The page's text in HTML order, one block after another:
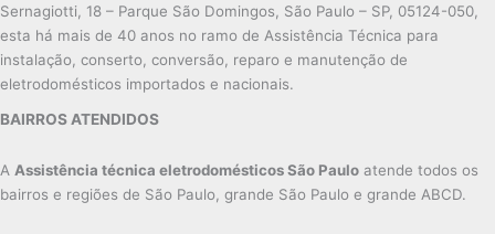
Sernagiotti, 18 – Parque São Domingos, São Paulo – SP, 05124-050,
esta há mais de 40 anos no ramo de Assistência Técnica para
instalação, conserto, conversão, reparo e manutenção de
eletrodomésticos importados e nacionais.
BAIRROS ATENDIDOS
A Assistência técnica eletrodomésticos São Paulo atende todos os
bairros e regiões de São Paulo, grande São Paulo e grande ABCD.